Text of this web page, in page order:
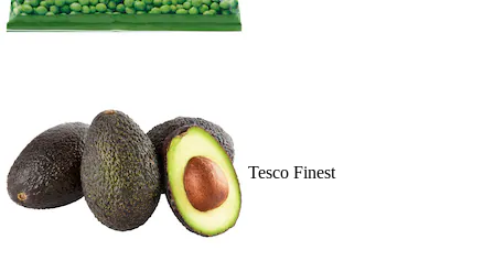
Tesco Finest